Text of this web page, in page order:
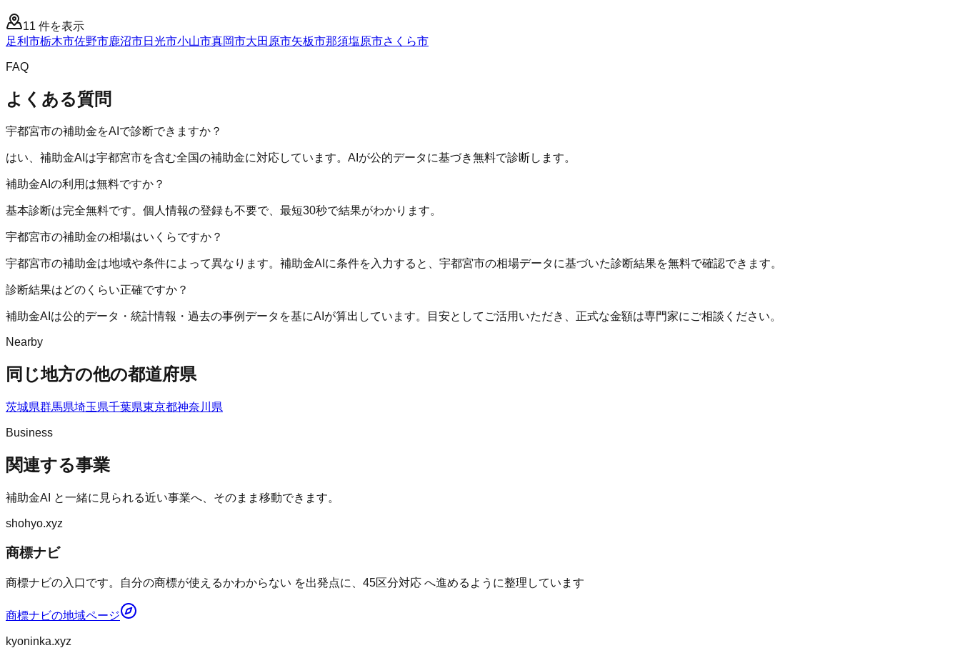
11 件を表示
足利市栃木市佐野市鹿沼市日光市小山市真岡市大田原市矢板市那須塩原市さくら市
FAQ
よくある質問
宇都宮市の補助金をAIで診断できますか？
はい、補助金AIは宇都宮市を含む全国の補助金に対応しています。AIが公的データに基づき無料で診断します。
補助金AIの利用は無料ですか？
基本診断は完全無料です。個人情報の登録も不要で、最短30秒で結果がわかります。
宇都宮市の補助金の相場はいくらですか？
宇都宮市の補助金は地域や条件によって異なります。補助金AIに条件を入力すると、宇都宮市の相場データに基づいた診断結果を無料で確認できます。
診断結果はどのくらい正確ですか？
補助金AIは公的データ・統計情報・過去の事例データを基にAIが算出しています。目安としてご活用いただき、正式な金額は専門家にご相談ください。
Nearby
同じ地方の他の都道府県
茨城県群馬県埼玉県千葉県東京都神奈川県
Business
関連する事業
補助金AI と一緒に見られる近い事業へ、そのまま移動できます。
shohyo.xyz
商標ナビ
商標ナビの入口です。自分の商標が使えるかわからない を出発点に、45区分対応 へ進めるように整理しています
商標ナビの地域ページ
kyoninka.xyz